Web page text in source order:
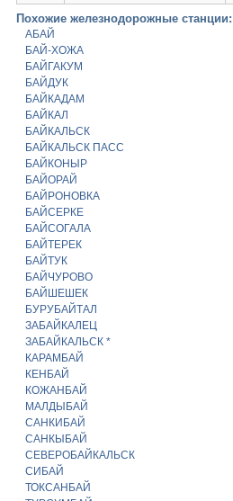
Похожие железнодорожные станции:
АБАЙ
БАЙ-ХОЖА
БАЙГАКУМ
БАЙДУК
БАЙКАДАМ
БАЙКАЛ
БАЙКАЛЬСК
БАЙКАЛЬСК ПАСС
БАЙКОНЫР
БАЙОРАЙ
БАЙРОНОВКА
БАЙСЕРКЕ
БАЙСОГАЛА
БАЙТЕРЕК
БАЙТУК
БАЙЧУРОВО
БАЙШЕШЕК
БУРУБАЙТАЛ
ЗАБАЙКАЛЕЦ
ЗАБАЙКАЛЬСК *
КАРАМБАЙ
КЕНБАЙ
КОЖАНБАЙ
МАЛДЫБАЙ
САНКИБАЙ
САНКЫБАЙ
СЕВЕРОБАЙКАЛЬСК
СИБАЙ
ТОКСАНБАЙ